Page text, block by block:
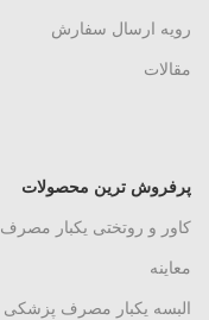
رویه ارسال سفارش
مقالات
پرفروش ترین محصولات
کاور و روتختی یکبار مصرف
معاینه
البسه یکبار مصرف پزشکی